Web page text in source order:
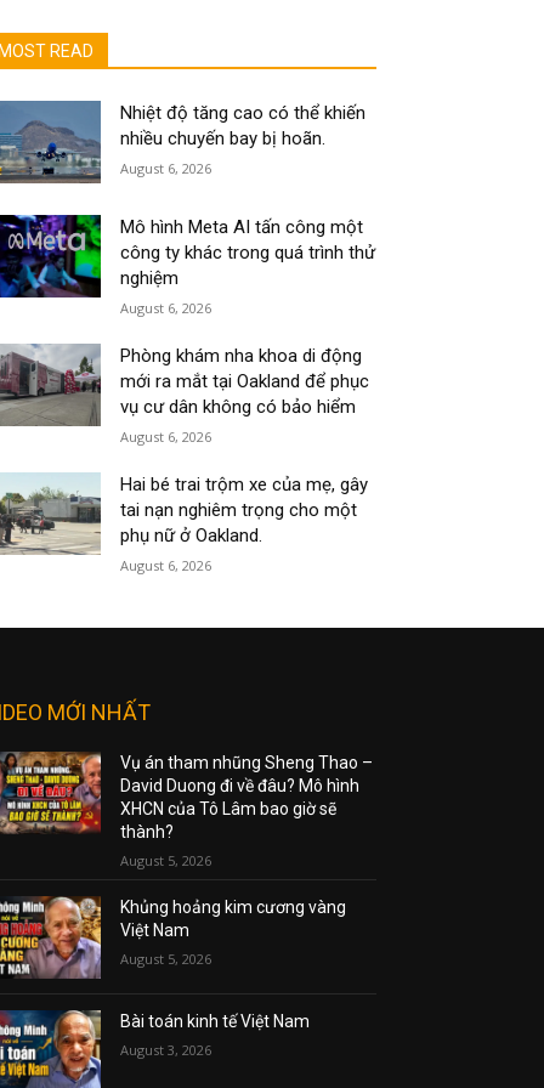
MOST READ
Nhiệt độ tăng cao có thể khiến
nhiều chuyến bay bị hoãn.
August 6, 2026
Mô hình Meta AI tấn công một
công ty khác trong quá trình thử
nghiệm
August 6, 2026
Phòng khám nha khoa di động
mới ra mắt tại Oakland để phục
vụ cư dân không có bảo hiểm
August 6, 2026
Hai bé trai trộm xe của mẹ, gây
tai nạn nghiêm trọng cho một
phụ nữ ở Oakland.
August 6, 2026
MỚI NHẤT
Vụ án tham nhũng Sheng Thao –
David Duong đi về đâu? Mô hình
XHCN của Tô Lâm bao giờ sẽ
thành?
August 5, 2026
Khủng hoảng kim cương vàng
Việt Nam
August 5, 2026
Bài toán kinh tế Việt Nam
August 3, 2026